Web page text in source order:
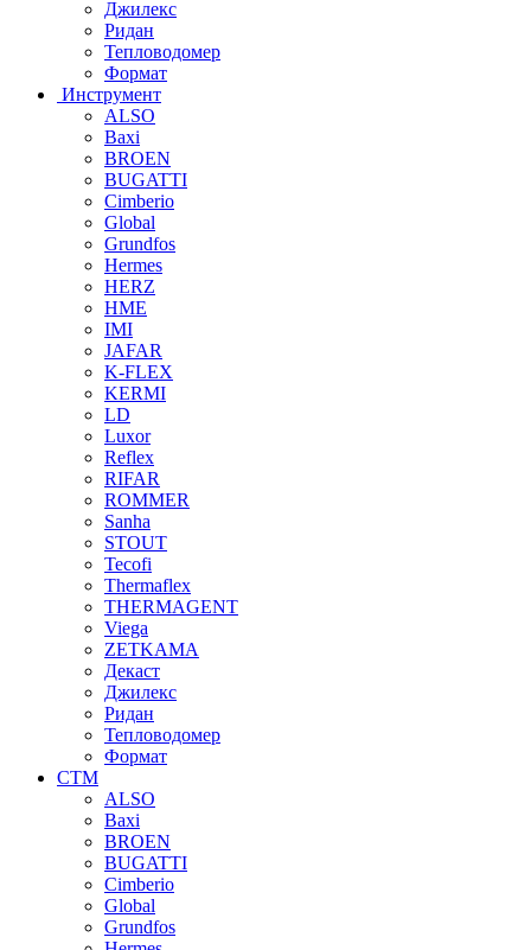
Джилекс
Ридан
Тепловодомер
Формат
Инструмент
ALSO
Baxi
BROEN
BUGATTI
Cimberio
Global
Grundfos
Hermes
HERZ
HME
IMI
JAFAR
K-FLEX
KERMI
LD
Luxor
Reflex
RIFAR
ROMMER
Sanha
STOUT
Tecofi
Thermaflex
THERMAGENT
Viega
ZETKAMA
Декаст
Джилекс
Ридан
Тепловодомер
Формат
СТМ
ALSO
Baxi
BROEN
BUGATTI
Cimberio
Global
Grundfos